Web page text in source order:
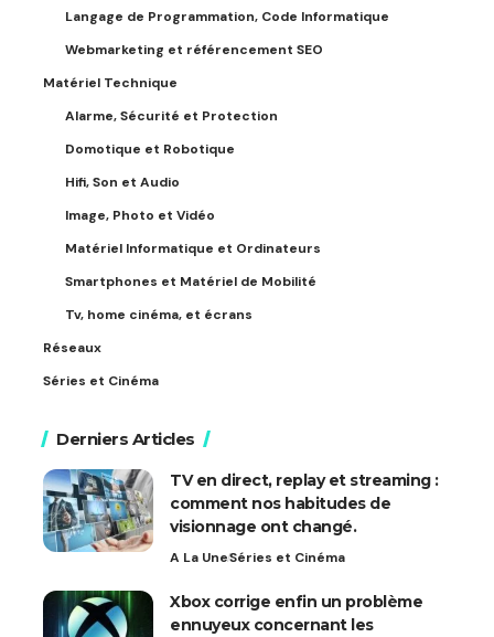
Langage de Programmation, Code Informatique
Webmarketing et référencement SEO
Matériel Technique
Alarme, Sécurité et Protection
Domotique et Robotique
Hifi, Son et Audio
Image, Photo et Vidéo
Matériel Informatique et Ordinateurs
Smartphones et Matériel de Mobilité
Tv, home cinéma, et écrans
Réseaux
Séries et Cinéma
Derniers Articles
TV en direct, replay et streaming :
comment nos habitudes de
visionnage ont changé.
A La UneSéries et Cinéma
Xbox corrige enfin un problème
ennuyeux concernant les